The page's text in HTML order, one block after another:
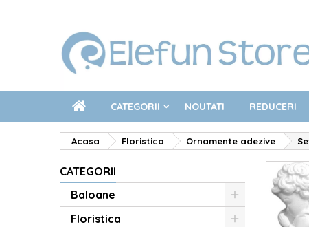
CATEGORII NOUTATI REDUCERI
Acasa Floristica Ornamente adezive
CATEGORII
Baloane
Floristica